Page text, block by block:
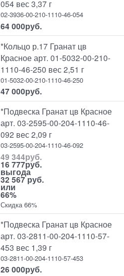
054 вес 3,37 г
02-3936-00-210-1110-46-054
64 000руб.
*Кольцо р.17 Гранат цв
Красное арт. 01-5032-00-210-
1110-46-250 вес 2,51 г
01-5032-00-210-1110-46-250
47 000руб.
*Подвеска Гранат цв Красное
арт. 03-2595-00-204-1110-46-
092 вес 2,09 г
03-2595-00-204-1110-46-092
49 344руб.
16 777руб.
выгода
32 567 руб.
или
66%
Скидка 66%
*Подвеска Гранат цв Красное
арт. 03-2811-00-204-1110-57-
453 вес 1,39 г
03-2811-00-204-1110-57-453
26 000руб.